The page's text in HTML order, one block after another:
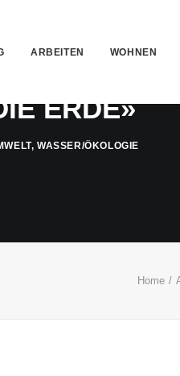
ARBEITEN WOHNEN
ERDE»
, WASSER/ÖKOLOGIE
Home